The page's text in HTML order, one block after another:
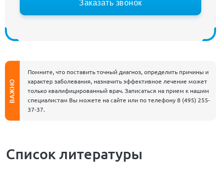
Заказать звонок
ВАЖНО
Помните, что поставить точный диагноз, определить причины и
характер заболевания, назначить эффективное лечение может
только квалифицированный врач. Записаться на прием к нашим
специалистам Вы можете на сайте или по телефону8 (495) 255-
37-37.
Список литературы